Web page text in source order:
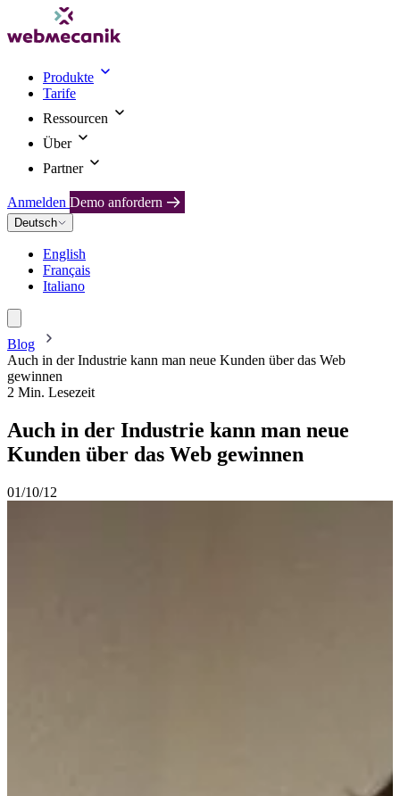
Produkte
Tarife
Ressourcen
Über
Partner
Anmelden Demo anfordern
Deutsch
English
Français
Italiano
Blog
Auch in der Industrie kann man neue Kunden über das Web
gewinnen
2 Min. Lesezeit
Auch in der Industrie kann man neue
Kunden über das Web gewinnen
01/10/12